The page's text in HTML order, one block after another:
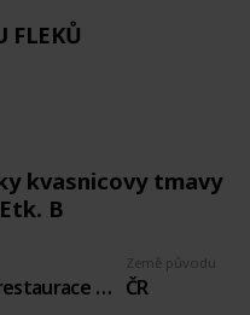
FLEKŮ
kvasnicovy tmavy
B
Pivovar a restaurace U Fleků
Země původu
ČR